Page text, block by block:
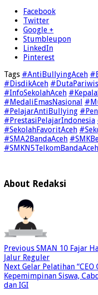
Facebook
Twitter
Google +
Stumbleupon
LinkedIn
Pinterest
Tags #AntiBullyingAceh
#DisdikAceh
#InfoSekolahAceh
#MedaliEmasNasional
#PelajarAntiBullying
#PrestasiPelajarIndonesia
#SekolahFavoritAceh
#SMA2BandaAceh
#SMKN5TelkomBandaAceh
About Redaksi
Previous SMAN 10 Fajar
Jalur Reguler
Next Gelar Pelatihan
Kepemimpinan Siswa,
dan IGI